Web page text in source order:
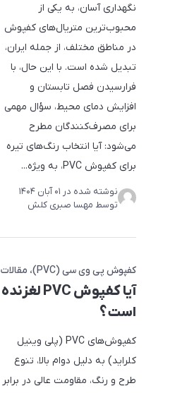
نگهداری آسان، به یکی از
محبوب‌ترین متریال‌های کفپوش
در مناطق مختلف، از جمله ایران،
تبدیل شده است. با این حال، با
فرارسیدن فصل تابستان و
افزایش دمای محیط، سؤال مهمی
برای مصرف‌کنندگان مطرح
می‌شود: آیا انتخاب رنگ‌های تیره
برای کفپوش PVC، به ویژه...
نوشته شده در 01 آبان 1404
توسط مهسا صبری کلش
کفپوش پی وی سی (PVC) مقالات
آیا کفپوش PVC لغزنده
است؟
کفپوش‌های PVC (پلی وینیل
کلراید) به دلیل دوام بالا، تنوع
طرح و رنگ، مقاومت عالی در برابر